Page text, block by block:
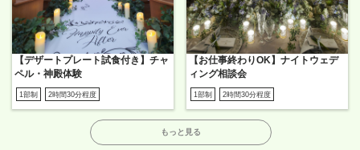
【デザートプレート試食付き】チャ
ペル・神殿体験
1部制 2時間30分程度
【お仕事終わりOK】ナイトウェデ
ィング相談会
1部制 2時間30分程度
もっと見る